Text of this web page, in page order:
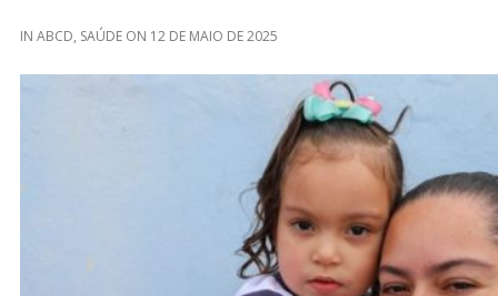
IN ABCD, SAÚDE ON 12 DE MAIO DE 2025